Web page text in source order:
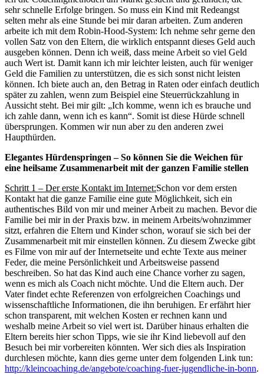
sehr schnelle Erfolge bringen. So muss ein Kind mit Redeangst
selten mehr als eine Stunde bei mir daran arbeiten. Zum anderen
arbeite ich mit dem Robin-Hood-System: Ich nehme sehr gerne den
vollen Satz von den Eltern, die wirklich entspannt dieses Geld auch
ausgeben können. Denn ich weiß, dass meine Arbeit so viel Geld
auch Wert ist. Damit kann ich mir leichter leisten, auch für weniger
Geld die Familien zu unterstützen, die es sich sonst nicht leisten
können. Ich biete auch an, den Betrag in Raten oder einfach deutlich
später zu zahlen, wenn zum Beispiel eine Steuerrückzahlung in
Aussicht steht. Bei mir gilt: „Ich komme, wenn ich es brauche und
ich zahle dann, wenn ich es kann“. Somit ist diese Hürde schnell
übersprungen. Kommen wir nun aber zu den anderen zwei
Haupthürden.
Elegantes Hürdenspringen – So können Sie die Weichen für
eine heilsame Zusammenarbeit mit der ganzen Familie stellen
Schritt 1 – Der erste Kontakt im Internet:Schon vor dem ersten
Kontakt hat die ganze Familie eine gute Möglichkeit, sich ein
authentisches Bild von mir und meiner Arbeit zu machen. Bevor die
Familie bei mir in der Praxis bzw. in meinem Arbeits/wohnzimmer
sitzt, erfahren die Eltern und Kinder schon, worauf sie sich bei der
Zusammenarbeit mit mir einstellen können. Zu diesem Zwecke gibt
es Filme von mir auf der Internetseite und echte Texte aus meiner
Feder, die meine Persönlichkeit und Arbeitsweise passend
beschreiben. So hat das Kind auch eine Chance vorher zu sagen,
wenn es mich als Coach nicht möchte. Und die Eltern auch. Der
Vater findet echte Referenzen von erfolgreichen Coachings und
wissenschaftliche Informationen, die ihn beruhigen. Er erfährt hier
schon transparent, mit welchen Kosten er rechnen kann und
weshalb meine Arbeit so viel wert ist. Darüber hinaus erhalten die
Eltern bereits hier schon Tipps, wie sie ihr Kind liebevoll auf den
Besuch bei mir vorbereiten könnten. Wer sich dies als Inspiration
durchlesen möchte, kann dies gerne unter dem folgenden Link tun:
http://kleincoaching.de/angebote/coaching-fuer-jugendliche-in-bonn.